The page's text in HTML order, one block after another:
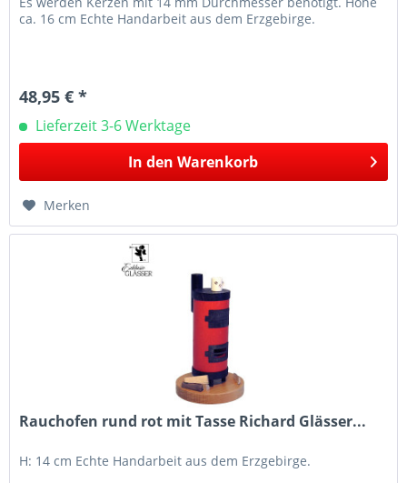
ca. 16 cm Echte Handarbeit aus dem Erzgebirge.
48,95 € *
Lieferzeit 3-6 Werktage
In den Warenkorb
Merken
Rauchofen rund rot mit Tasse Richard Glässer...
H: 14 cm Echte Handarbeit aus dem Erzgebirge.